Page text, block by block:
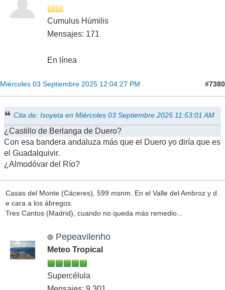
Cumulus Húmilis
Mensajes: 171
En línea
Miércoles 03 Septiembre 2025 12:04:27 PM #7380
Cita de: Isoyeta en Miércoles 03 Septiembre 2025 11:53:01 AM
¿Castillo de Berlanga de Duero?
Con esa bandera andaluza más que el Duero yo diría que es
el Guadalquivir.
¿Almodóvar del Río?
Casas del Monte (Cáceres), 599 msnm. En el Valle del Ambroz y d
e cara a los ábregos.
Tres Cantos (Madrid), cuando no queda más remedio...
Pepeavilenho
Meteo Tropical
Supercélula